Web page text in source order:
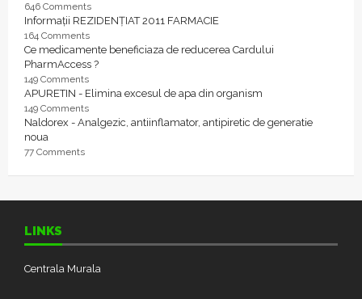
646 Comments
Informații REZIDENȚIAT 2011 FARMACIE
164 Comments
Ce medicamente beneficiaza de reducerea Cardului
PharmAccess ?
149 Comments
APURETIN - Elimina excesul de apa din organism
149 Comments
Naldorex - Analgezic, antiinflamator, antipiretic de generatie
noua
77 Comments
LINKS
Centrala Murala